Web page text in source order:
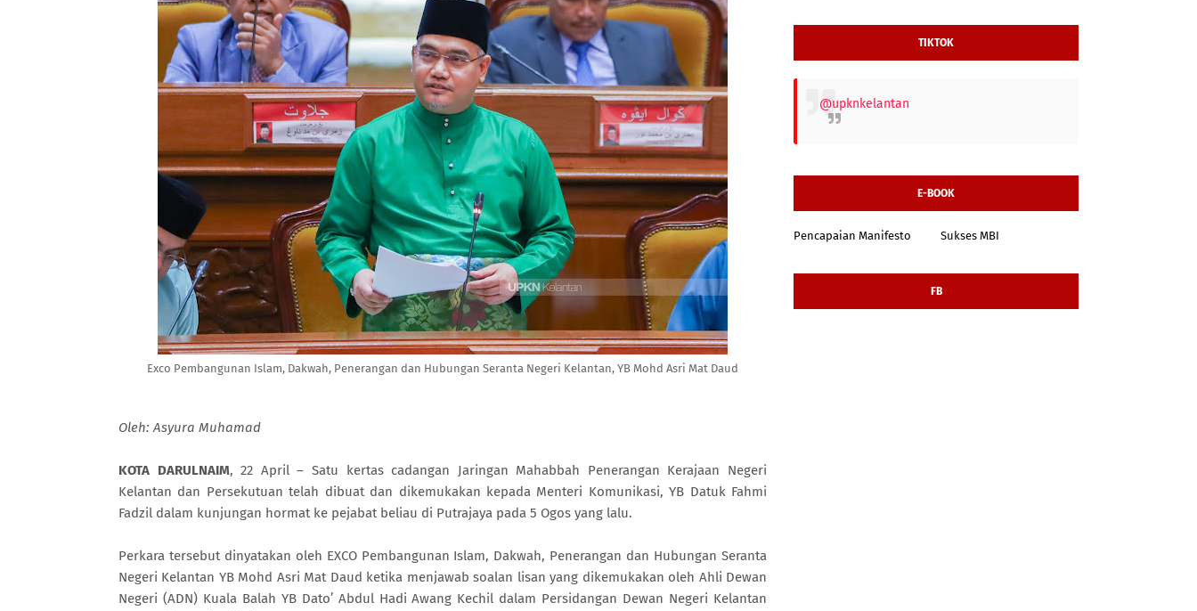
Exco Pembangunan Islam, Dakwah, Penerangan dan Hubungan Seranta Negeri Kelantan, YB Mohd Asri Mat Daud
Oleh: Asyura Muhamad
KOTA DARULNAIM, 22 April – Satu kertas cadangan Jaringan Mahabbah Penerangan Kerajaan Negeri
Kelantan dan Persekutuan telah dibuat dan dikemukakan kepada Menteri Komunikasi, YB Datuk Fahmi
Fadzil dalam kunjungan hormat ke pejabat beliau di Putrajaya pada 5 Ogos yang lalu.
Perkara tersebut dinyatakan oleh EXCO Pembangunan Islam, Dakwah, Penerangan dan Hubungan Seranta
Negeri Kelantan YB Mohd Asri Mat Daud ketika menjawab soalan lisan yang dikemukakan oleh Ahli Dewan
Negeri (ADN) Kuala Balah YB Dato’ Abdul Hadi Awang Kechil dalam Persidangan Dewan Negeri Kelantan
TIKTOK
@upknkelantan
E-BOOK
Pencapaian Manifesto Sukses MBI
FB